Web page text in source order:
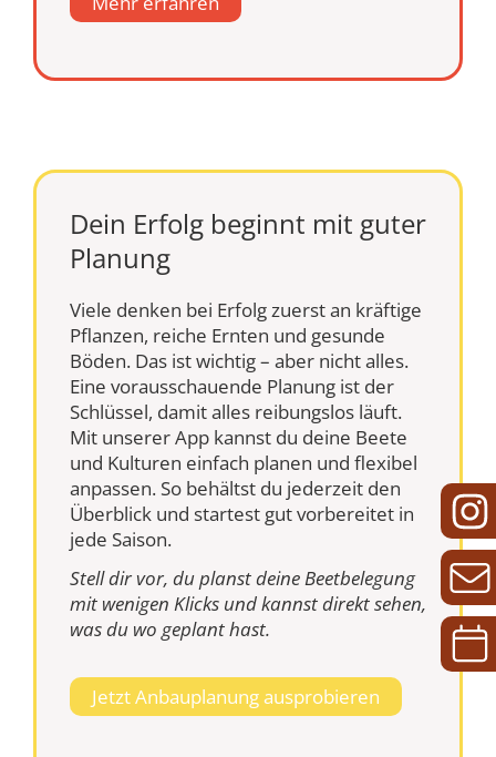
Dein Erfolg beginnt mit guter
Planung
Viele denken bei Erfolg zuerst an kräftige
Pflanzen, reiche Ernten und gesunde
Böden. Das ist wichtig – aber nicht alles.
Eine vorausschauende Planung ist der
Schlüssel, damit alles reibungslos läuft.
Mit unserer App kannst du deine Beete
und Kulturen einfach planen und flexibel
anpassen. So behältst du jederzeit den
Überblick und startest gut vorbereitet in
jede Saison.
Stell dir vor, du planst deine Beetbelegung
mit wenigen Klicks und kannst direkt sehen,
was du wo geplant hast.
Jetzt Anbauplanung ausprobieren